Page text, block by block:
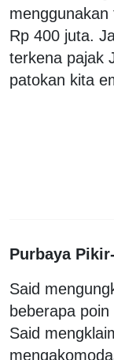
Rp 400 juta.
terkena pajak
patokan kita
Purbaya
Said
beberapa
Said